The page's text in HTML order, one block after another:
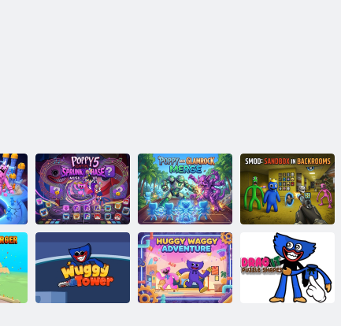
Poppy Playtime
5: Fase Sprunki
Poppy e
glamrock si
fondono
SMod: Sandbox
nelle stanze
dietro le quinte